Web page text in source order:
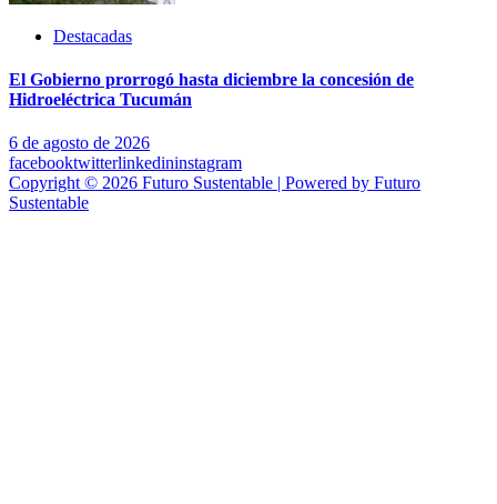
Destacadas
El Gobierno prorrogó hasta diciembre la concesión de
Hidroeléctrica Tucumán
6 de agosto de 2026
facebooktwitterlinkedininstagram
Copyright © 2026 Futuro Sustentable | Powered by Futuro
Sustentable